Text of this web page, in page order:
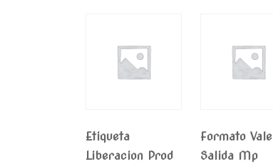
Etiqueta
Liberacion Prod
Formato Vale
Salida Mp